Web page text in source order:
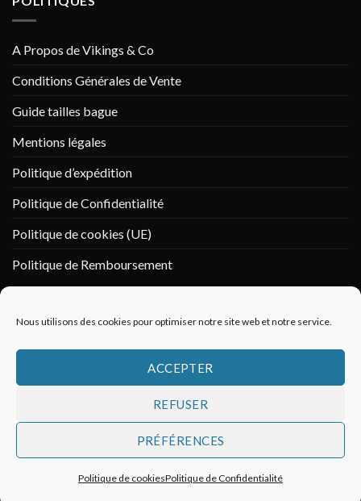
Nous utilisons des cookies pour optimiser notre site web et notre service.
ACCEPTER
REFUSER
PRÉFÉRENCES
Politique de cookiesPolitique de Confidentialité
A Propos de Vikings & Co
Conditions Générales de Vente
Guide tailles bague
Mentions légales
Politique d’expédition
Politique de Confidentialité
Politique de cookies (UE)
Politique de Remboursement
Copyright 2026 ©Vikings & Co